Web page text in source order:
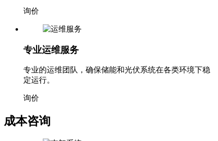
询价
专业运维服务
专业的运维团队，确保储能和光伏系统在各类环境下稳
定运行。
询价
成本咨询